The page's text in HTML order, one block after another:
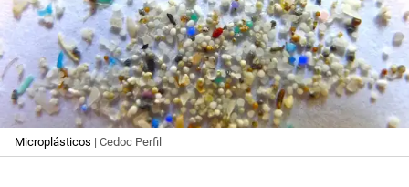
Microplásticos | Cedoc Perfil